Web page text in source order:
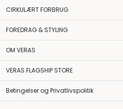
CIRKULÆRT FORBRUG
FOREDRAG & STYLING
OM VERAS
VERAS FLAGSHIP STORE
Betingelser og Privatlivspolitik